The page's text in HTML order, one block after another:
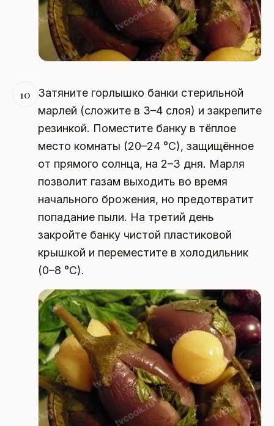
10 Затяните горлышко банки стерильной
марлей (сложите в 3–4 слоя) и закрепите
резинкой. Поместите банку в тёплое
место комнаты (20–24 °C), защищённое
от прямого солнца, на 2–3 дня. Марля
позволит газам выходить во время
начального брожения, но предотвратит
попадание пыли. На третий день
закройте банку чистой пластиковой
крышкой и переместите в холодильник
(0–8 °C).